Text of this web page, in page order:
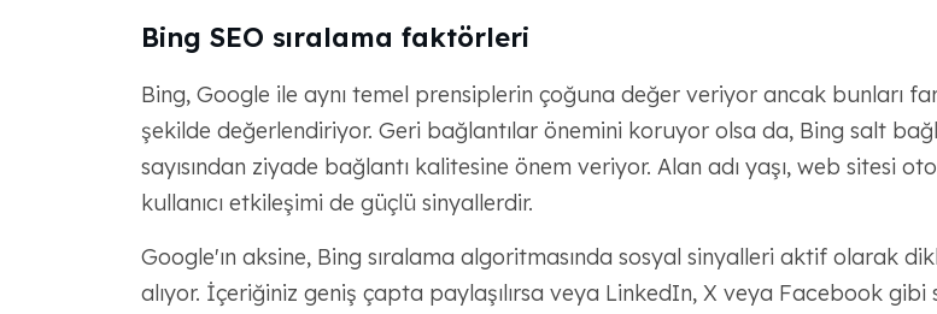
Bing SEO sıralama faktörleri
Bing, Google ile aynı temel prensiplerin çoğuna değer veriyor ancak bunları
şekilde değerlendiriyor. Geri bağlantılar önemini koruyor olsa da, Bing salt
sayısından ziyade bağlantı kalitesine önem veriyor. Alan adı yaşı, web sitesi
kullanıcı etkileşimi de güçlü sinyallerdir.
Google'ın aksine, Bing sıralama algoritmasında sosyal sinyalleri aktif olarak
alıyor. İçeriğiniz geniş çapta paylaşılırsa veya LinkedIn, X veya Facebook gibi